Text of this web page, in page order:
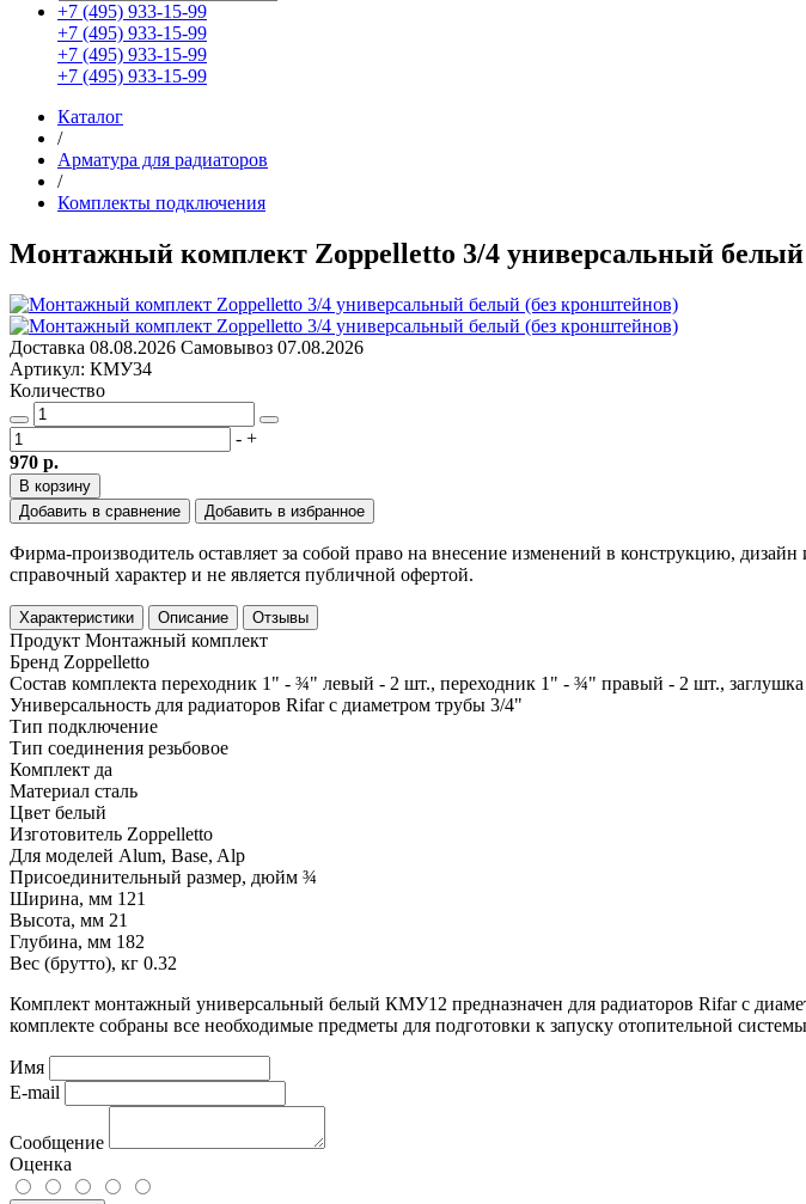
+7 (495) 933-15-99
+7 (495) 933-15-99
+7 (495) 933-15-99
+7 (495) 933-15-99
Каталог
/
Арматура для радиаторов
/
Комплекты подключения
Монтажный комплект Zoppelletto 3/4 универсальный белый
Доставка 08.08.2026 Самовывоз 07.08.2026
Артикул: КМУ34
Количество
- +
970 р.
В корзину
Добавить в сравнение
Добавить в избранное
Фирма-производитель оставляет за собой право на внесение изменений в конструкцию,
справочный характер и не является публичной офертой.
Характеристики Описание Отзывы
Продукт Монтажный комплект
Бренд Zoppelletto
Состав комплекта переходник 1" - ¾" левый - 2 шт., переходник 1" - ¾" правый - 2 шт.,
Универсальность для радиаторов Rifar с диаметром трубы 3/4"
Тип подключение
Тип соединения резьбовое
Комплект да
Материал сталь
Цвет белый
Изготовитель Zoppelletto
Для моделей Alum, Base, Alp
Присоединительный размер, дюйм ¾
Ширина, мм 121
Высота, мм 21
Глубина, мм 182
Вес (брутто), кг 0.32
Комплект монтажный универсальный белый КМУ12 предназначен для радиаторов Rifar с
комплекте собраны все необходимые предметы для подготовки к запуску отопительной
Имя
E-mail
Сообщение
Оценка